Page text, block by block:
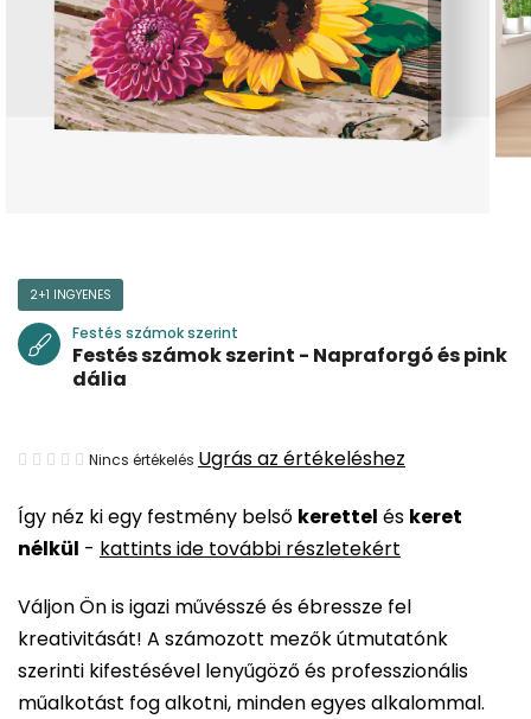
Így néz ki egy festmény belső kerettel és keret
nélkül - kattints ide további részletekért
Váljon Ön is igazi művésszé és ébressze fel
kreativitását! A számozott mezők útmutatónk
szerinti kifestésével lenyűgöző és professzionális
műalkotást fog alkotni, minden egyes alkalommal.
2+1 INGYENES
Festés számok szerint
Festés számok szerint - Napraforgó és pink
dália
A
átlagos
értékelése
ből
0,0
csillag.
Nincs értékelés Ugrás az értékeléshez